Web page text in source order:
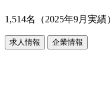
1,514名（2025年9月実績）
求人情報 企業情報